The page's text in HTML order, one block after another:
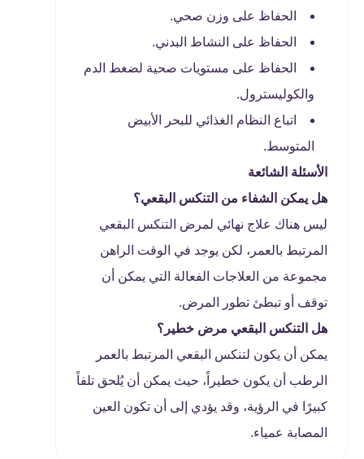
الحفاظ على وزن صحي.
الحفاظ على النشاط البدني.
الحفاظ على مستويات صحية لضغط الدم
والكوليسترول.
اتباع النظام الغذائي للبحر الأبيض
المتوسط.
الأسئلة الشائعة
هل يمكن الشفاء من التنكس البقعي؟
ليس هناك علاج نهائي لمرض التنكس البقعي
المرتبط بالعمر، لكن يوجد في الوقت الراهن
مجموعة من العلاجات الفعالة التي يمكن أن
توقف أو تبطئ تطور المرض.
هل التنكس البقعي مرض خطير؟
يمكن أن يكون لتنكس البقعي المرتبط بالعمر
الرطب أن يكون خطيراً، حيث يمكن أن يُلحق تلفاً
كبيرًا في الرؤية، وقد يؤدي إلى أن تكون العين
المصابة عمياء.